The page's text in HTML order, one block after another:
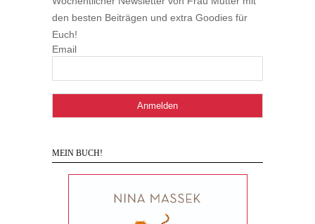
den besten Beiträgen und extra Goodies für
Euch!
Email
MEIN BUCH!